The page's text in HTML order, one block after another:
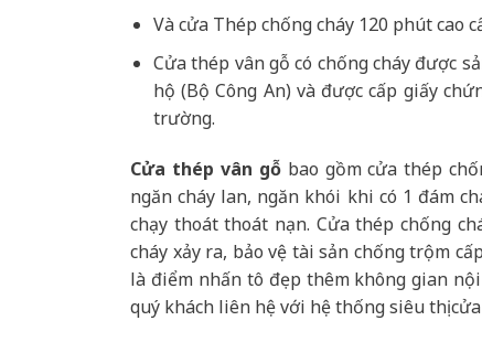
Và cửa Thép chống cháy 120 phút cao
Cửa thép vân gỗ có chống cháy được
hộ (Bộ Công An) và được cấp giấy
trường.
Cửa thép vân gỗbao gồm cửa thép
ngăn cháy lan, ngăn khói khi có 1 đám
chạy thoát thoát nạn. Cửa thép chống
cháy xảy ra, bảo vệ tài sản chống trộm
là điểm nhấn tô đẹp thêm không gian
quý khách liên hệ với hệ thống siêu thị